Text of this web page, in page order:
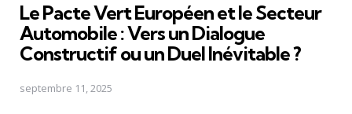
Le Pacte Vert Européen et le Secteur
Automobile : Vers un Dialogue
Constructif ou un Duel Inévitable ?
septembre 11, 2025